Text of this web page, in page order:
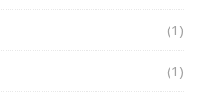
(1)
(1)